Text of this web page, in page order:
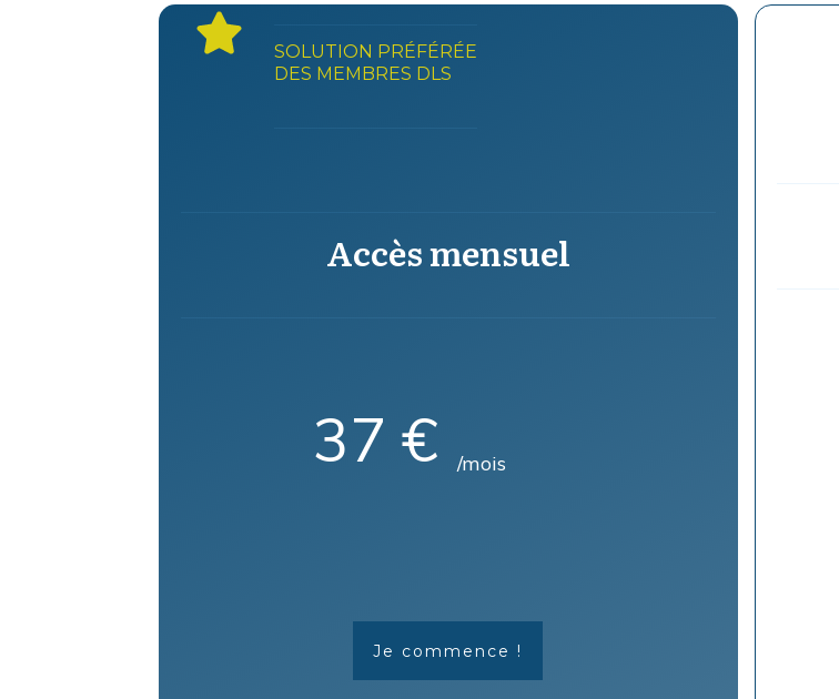
SOLUTION PRÉFÉRÉE
DES MEMBRES DLS
Accès mensuel
37 € /mois
Je commence !